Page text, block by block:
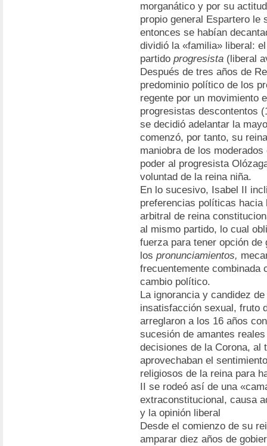
morganático y por su
propio general Espartero le
entonces se habían
dividió la «familia» liberal:
partido progresista (liberal
Después de tres años de
predominio político de los
regente por un movimiento
progresistas descontentos
se decidió adelantar la
comenzó, por tanto, su
maniobra de los
poder al progresista
voluntad de la reina niña.
En lo sucesivo, Isabel II
preferencias políticas hacia
arbitral de reina
al mismo partido, lo cual
fuerza para tener opción
los pronunciamientos,
frecuentemente combinada
cambio político.
La ignorancia y candidez
insatisfacción sexual, fruto
arreglaron a los 16 años
sucesión de amantes
decisiones de la Corona, al
aprovechaban el
religiosos de la reina para
II se rodeó así de una
extraconstitucional, causa
y la opinión liberal
Desde el comienzo de su
amparar diez años de